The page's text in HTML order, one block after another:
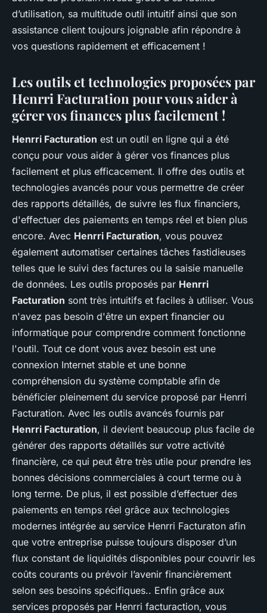
d’utilisation, sa multitude outil intuitif ainsi que son
assistance client toujours joignable afin répondre à
vos questions rapidement et efficacement !
Les outils et technologies proposées par
Henrri Facturation pour vous aider à
gérer vos finances plus facilement !
Henrri Facturation est un outil en ligne qui a été
conçu pour vous aider à gérer vos finances plus
facilement et plus efficacement. Il offre des outils et
technologies avancés pour vous permettre de créer
des rapports détaillés, de suivre les flux financiers,
d'effectuer des paiements en temps réel et bien plus
encore. Avec Henrri Facturation, vous pouvez
également automatiser certaines tâches fastidieuses
telles que le suivi des factures ou la saisie manuelle
de données. Les outils proposés par Henrri
Facturation sont très intuitifs et faciles à utiliser. Vous
n'avez pas besoin d'être un expert financier ou
informatique pour comprendre comment fonctionne
l'outil. Tout ce dont vous avez besoin est une
connexion Internet stable et une bonne
compréhension du système comptable afin de
bénéficier pleinement du service proposé par Henrri
Facturation. Avec les outils avancés fournis par
Henrri Facturation, il devient beaucoup plus facile de
générer des rapports détaillés sur votre activité
financière, ce qui peut être très utile pour prendre les
bonnes décisions commerciales à court terme ou à
long terme. De plus, il est possible d’effectuer des
paiements en temps réel grâce aux technologies
modernes intégrée au service Henrri Facturaton afin
que votre entreprise puisse toujours disposer d’un
flux constant de liquidités disponibles pour couvrir les
coûts courants ou prévoir l’avenir financièrement
selon ses besoins spécifiques.. Enfin grâce aux
services proposés par Henrri facturaction, vous